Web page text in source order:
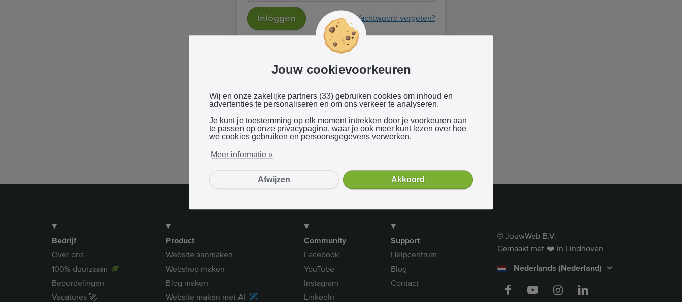
Inloggen Wachtwoord vergeten?
of
Bij gebruik van onze dienst ga je akkoord met onze
algemene voorwaarden
Bedrijf
Over ons
100% duurzaam
Beoordelingen
Vacatures 🚀
Product
Website aanmaken
Webshop maken
Blog maken
Website maken met AI
Community
Facebook
YouTube
Instagram
LinkedIn
Support
Helpcentrum
Blog
Contact
© JouwWeb B.V.
Gemaakt met ❤️ in Eindhoven
Nederlands (Nederland)
Jouw cookievoorkeuren
Wij en onze zakelijke partners (33) gebruiken cookies om inhoud en
advertenties te personaliseren en om ons verkeer te analyseren.
Je kunt je toestemming op elk moment intrekken door je voorkeuren aan
te passen op onze privacypagina, waar je ook meer kunt lezen over hoe
we cookies gebruiken en persoonsgegevens verwerken.
Meer informatie »
Afwijzen Akkoord